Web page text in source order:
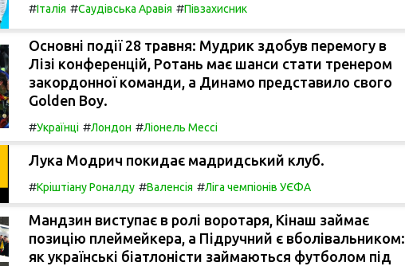
#Італія #Саудівська Аравія #Півзахисник
Основні події 28 травня: Мудрик здобув перемогу в
Лізі конференцій, Ротань має шанси стати тренером
закордонної команди, а Динамо представило свого
Golden Boy.
#Українці #Лондон #Ліонель Мессі
Лука Модрич покидає мадридський клуб.
#Кріштіану Роналду #Валенсія #Ліга чемпіонів УЄФА
Мандзин виступає в ролі воротаря, Кінаш займає
позицію плеймейкера, а Підручний є вболівальником:
як українські біатлоністи займаються футболом під